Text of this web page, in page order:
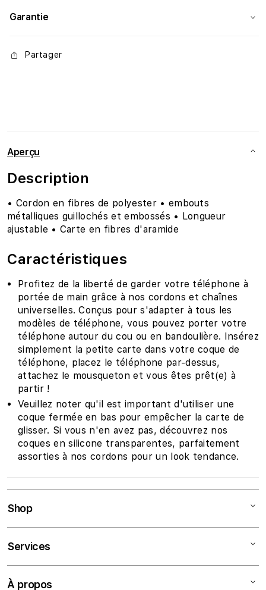
Garantie
Partager
Aperçu
Description
• Cordon en fibres de polyester • embouts
métalliques guillochés et embossés • Longueur
ajustable • Carte en fibres d'aramide
Caractéristiques
Profitez de la liberté de garder votre téléphone à
portée de main grâce à nos cordons et chaînes
universelles. Conçus pour s'adapter à tous les
modèles de téléphone, vous pouvez porter votre
téléphone autour du cou ou en bandoulière. Insérez
simplement la petite carte dans votre coque de
téléphone, placez le téléphone par-dessus,
attachez le mousqueton et vous êtes prêt(e) à
partir !
Veuillez noter qu'il est important d'utiliser une
coque fermée en bas pour empêcher la carte de
glisser. Si vous n'en avez pas, découvrez nos
coques en silicone transparentes, parfaitement
assorties à nos cordons pour un look tendance.
Shop
iPhone
Services
Tarifs Éducation
À propos